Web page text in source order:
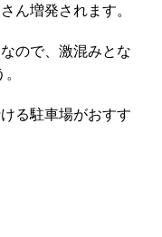
ん増発されます。
ので、激混みとな
る駐車場がおすす